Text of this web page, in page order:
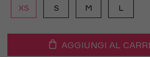
XS S M L
AGGIUNGI AL